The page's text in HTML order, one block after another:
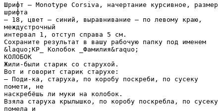
Шрифт – Monotype Corsiva, начертание курсивное, размер
шрифта
– 18, цвет – синий, выравнивание – по левому краю,
междустрочный
интервал 1, отступ справа 5 см.
Сохраните результат в вашу рабочую папку под именем
&laquo;КР_ Колобок _Фамилия&raquo;
КОЛОБОК
Жили-были старик со старухой.
Вот и говорит старик старухе:
– Поди-ка, старуха, по коробу поскреби, по сусеку
помети, не
наскребёшь ли муки на колобок.
Взяла старуха крылышко, по коробу поскребла, по сусеку
помела и